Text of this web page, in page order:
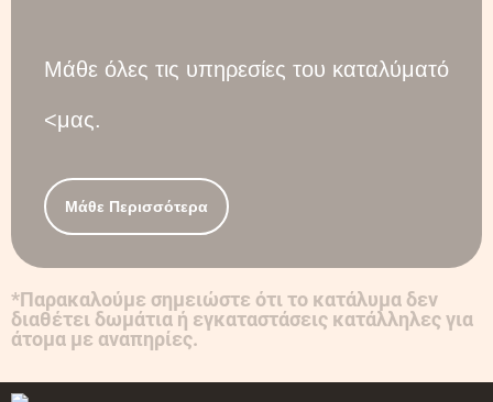
Μάθε όλες τις υπηρεσίες του καταλύματό
<μας.
Μάθε Περισσότερα
*Παρακαλούμε σημειώστε ότι το κατάλυμα δεν
διαθέτει δωμάτια ή εγκαταστάσεις κατάλληλες για
άτομα με αναπηρίες.